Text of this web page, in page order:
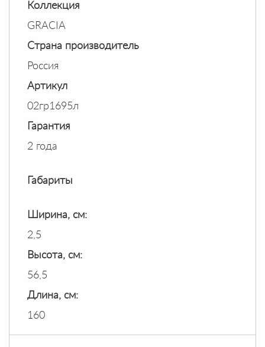
Коллекция
GRACIA
Страна производитель
Россия
Артикул
02гр1695л
Гарантия
2 года
Габариты
Ширина, см:
2,5
Высота, см:
56,5
Длина, см:
160